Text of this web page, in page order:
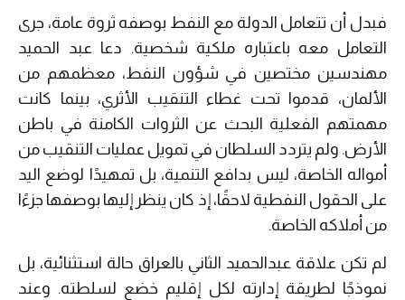
فبدل أن تتعامل الدولة مع النفط بوصفه ثروة عامة، جرى
التعامل معه باعتباره ملكية شخصية. دعا عبد الحميد
مهندسين مختصين في شؤون النفط، معظمهم من
الألمان، قدموا تحت غطاء التنقيب الأثري، بينما كانت
مهمتهم الفعلية البحث عن الثروات الكامنة في باطن
الأرض. ولم يتردد السلطان في تمويل عمليات التنقيب من
أمواله الخاصة، ليس بدافع التنمية، بل تمهيدًا لوضع اليد
على الحقول النفطية لاحقًا، إذ كان ينظر إليها بوصفها جزءًا
من أملاكه الخاصة.
لم تكن علاقة عبدالحميد الثاني بالعراق حالة استثنائية، بل
نموذجًا لطريقة إدارته لكل إقليم خضع لسلطته. وعند